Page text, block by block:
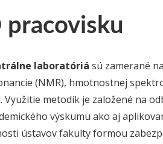
pracovisku
laboratóriá sú zamerané
(NMR), hmotnostnej
Využitie metodík je založené na
výskumu ako aj
ústavov fakulty formou